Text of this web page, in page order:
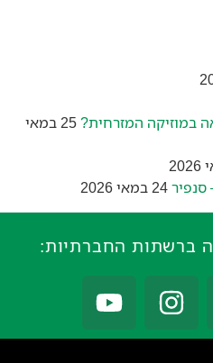
במוזיקה המזרחית?
25 במאי
24 במאי 2026
ברשתות החברתיות: